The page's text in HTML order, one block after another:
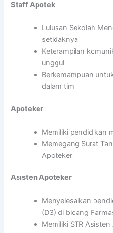
Staff Apotek
Lulusan Sekolah
setidaknya
Keterampilan
unggul
Berkemampuan
dalam tim
Apoteker
Memiliki pendidikan
Memegang Surat
Apoteker
Asisten Apoteker
Menyelesaikan
(D3) di bidang
Memiliki STR